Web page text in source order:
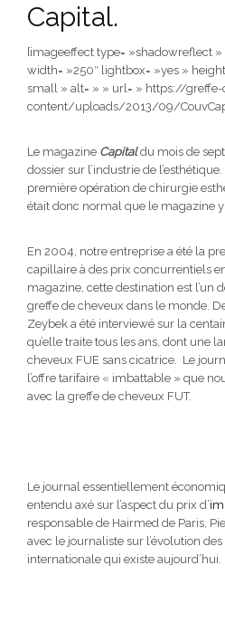
Capital.
[imageeffect type= »shadowreflect
width= »250″ lightbox= »yes »
small » alt= » » url= » https://
content/uploads/2013/09/
Le magazine Capitaldu mois de
dossier sur l’industrie de l’esthétique.
première opération de chirurgie
était donc normal que le magazine
En 2004, notre entreprise a été la
capillaire à des prix concurrentiels
magazine, cette destination est l’un
greffe de cheveux dans le monde.
Zeybek a été interviewé sur la
qu’elle traite tous les ans, dont une
cheveux FUE sans cicatrice. Le
l’offre tarifaire « imbattable » que
avec la greffe de cheveux FUT.
Le journal essentiellement
entendu axé sur l’aspect du prix d’
responsable de Hairmed de Paris,
avec le journaliste sur l’évolution
internationale qui existe aujourd’hui.